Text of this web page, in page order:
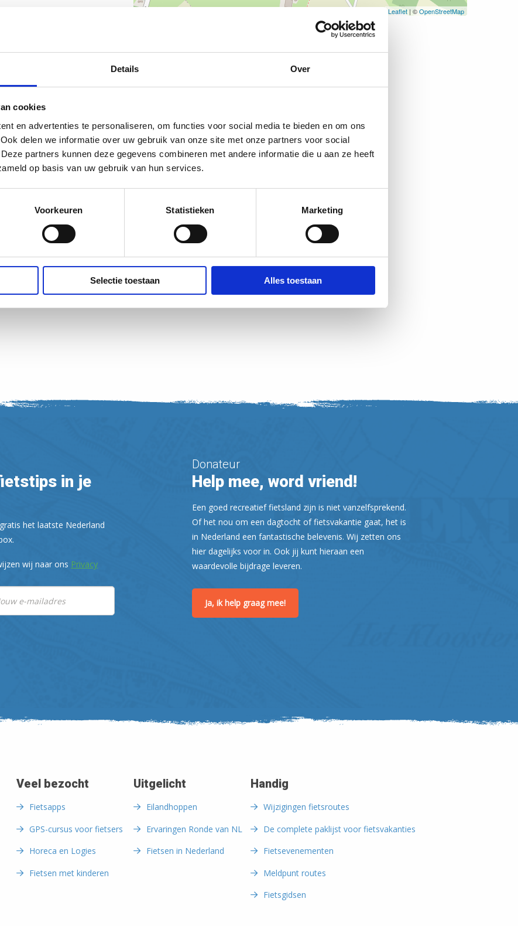
Details Over
cookies
en advertenties te personaliseren, om functies voor social media te bieden en om ons
delen we informatie over uw gebruik van onze site met onze partners voor social
partners kunnen deze gegevens combineren met andere informatie die u aan ze heeft
op basis van uw gebruik van hun services.
Voorkeuren Statistieken Marketing
Selectie toestaan Alles toestaan
Boekje.
Gratis wifi
Leaflet | ©OpenStreetMap
Leaflet| ©
in je
het laatste Nederland
wij naar ons Privacy
Donateur
Help mee, word vriend!
Een goed recreatief fietsland zijn is niet vanzelfsprekend.
Of het nou om een dagtocht of fietsvakantie gaat, het is
in Nederland een fantastische belevenis. Wij zetten ons
hier dagelijks voor in. Ook jij kunt hieraan een
waardevolle bijdrage leveren.
Ja, ik help graag mee!
Veel bezocht
Fietsapps
GPS-cursus voor fietsers
Horeca en Logies
Fietsen met kinderen
Uitgelicht
Eilandhoppen
Ervaringen Ronde van NL
Fietsen in Nederland
Handig
Wijzigingen fietsroutes
De complete paklijst voor fietsvakanties
Fietsevenementen
Meldpunt routes
Fietsgidsen